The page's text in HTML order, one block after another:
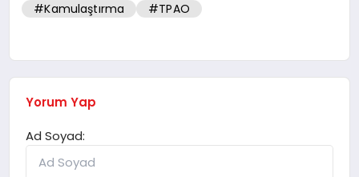
#Kamulaştırma #TPAO
Yorum Yap
Ad Soyad: